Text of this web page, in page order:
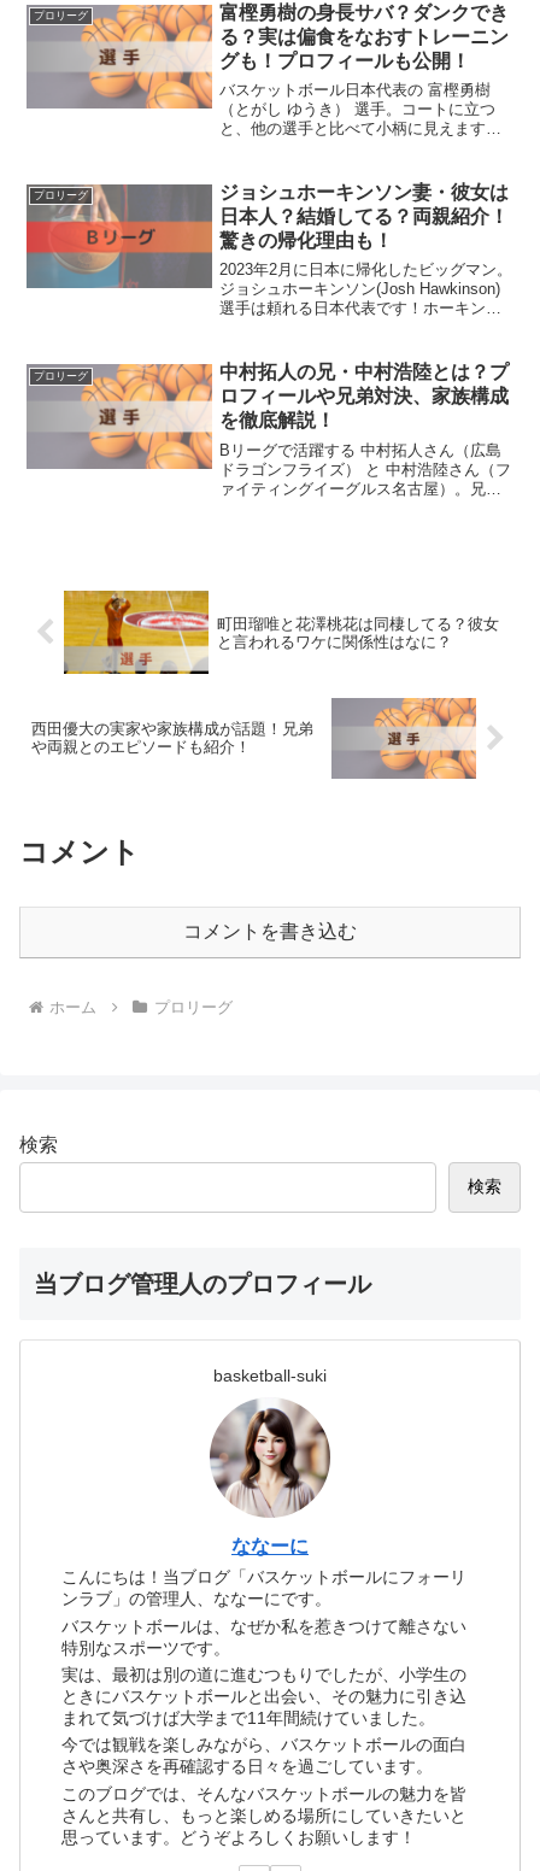
ます。そんな佐々木選手の魅力は、数字
や派手なプレーでは語り...
プロリーグ
富樫勇樹の身長サバ？ダンクでき
る？実は偏食をなおすトレーニン
グも！プロフィールも公開！
バスケットボール日本代表の 富樫勇樹
（とがし ゆうき） 選手。コートに立つ
と、他の選手と比べて小柄に見えますよ
でしょうか。さらに、あの ダンクシュー
トの秘密 にも迫り...
プロリーグ
ジョシュホーキンソン妻・彼女は
日本人？結婚してる？両親紹介！
驚きの帰化理由も！
2023年2月に日本に帰化したビッグマン。
ジョシュホーキンソン(Josh Hawkinson)
選手は頼れる日本代表です！ホーキンソ
ンソン選手の妻に彼女、尊敬すべき両
親...
プロリーグ
中村拓人の兄・中村浩陸とは？プ
ロフィールや兄弟対決、家族構成
を徹底解説！
Bリーグで活躍する 中村拓人さん（広島
ドラゴンフライズ） と 中村浩陸さん（フ
ァイティングイーグルス名古屋）。兄弟
町田瑠唯と花澤桃花は同棲してる？彼女
と言われるワケに関係性はなに？
西田優大の実家や家族構成が話題！兄弟
や両親とのエピソードも紹介！
コメント
コメントを書き込む
ホーム プロリーグ
検索
検索
当ブログ管理人のプロフィール
basketball-suki
ななーに
こんにちは！当ブログ「バスケットボールにフォーリ
ンラブ」の管理人、ななーにです。
バスケットボールは、なぜか私を惹きつけて離さない
特別なスポーツです。
実は、最初は別の道に進むつもりでしたが、小学生の
ときにバスケットボールと出会い、その魅力に引き込
まれて気づけば大学まで11年間続けていました。
今では観戦を楽しみながら、バスケットボールの面白
さや奥深さを再確認する日々を過ごしています。
このブログでは、そんなバスケットボールの魅力を皆
さんと共有し、もっと楽しめる場所にしていきたいと
思っています。どうぞよろしくお願いします！